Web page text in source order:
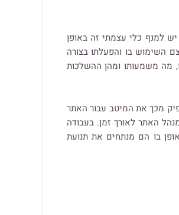
למנף כלי עצמתי זה באופן
השימוש בו והפעלתו בצורה
מה משמעותו ומהן ההשלכות
מכך את המיטב עבור האתר
האתר לאורך זמן. בעבודה
בו הם מנתחים את תנועת